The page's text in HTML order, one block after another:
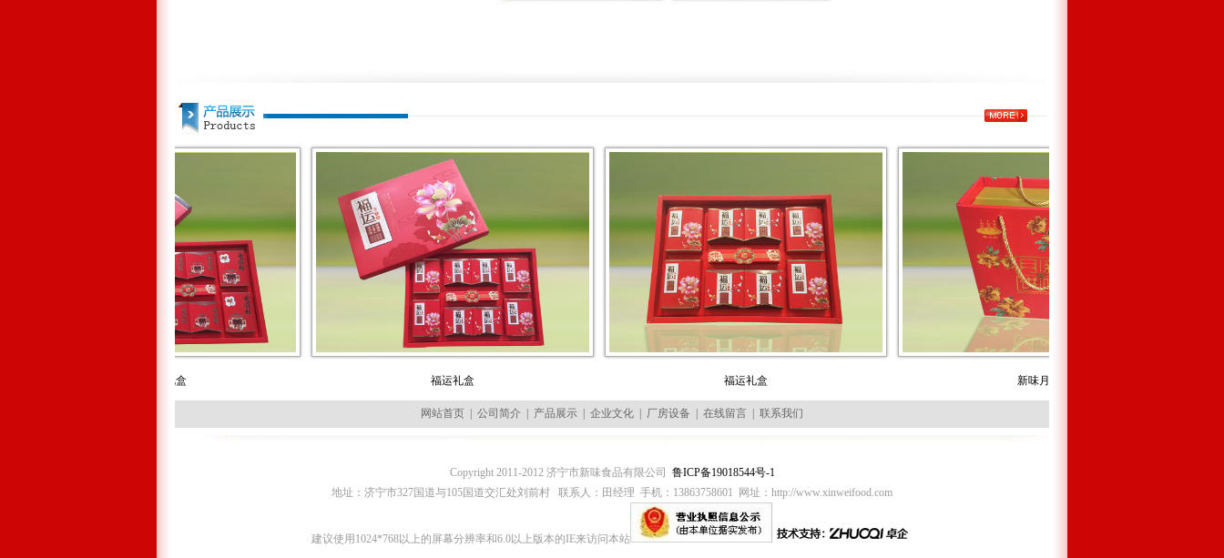
网站首页 公司简介 产品展示 企业文化 厂房设备 在线留言 联系我们
Copyright 2011-2012 济宁市新味食品有限公司 鲁ICP备19018544号-1
地址：济宁市327国道与105国道交汇处刘前村 联系人：田经理 手机：13863758601 网址：http://www.xinweifood.com
建议使用1024*768以上的屏幕分辨率和6.0以上版本的IE来访问本站